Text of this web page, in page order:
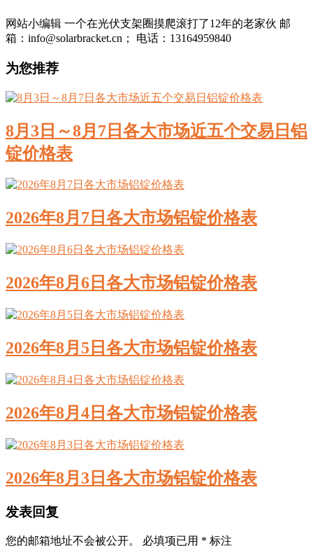
网站小编辑 一个在光伏支架圈摸爬滚打了12年的老家伙 邮
箱：info@solarbracket.cn； 电话：13164959840
为您推荐
8月3日～8月7日各大市场近五个交易日铝
锭价格表
2026年8月7日各大市场铝锭价格表
2026年8月6日各大市场铝锭价格表
2026年8月5日各大市场铝锭价格表
2026年8月4日各大市场铝锭价格表
2026年8月3日各大市场铝锭价格表
发表回复
您的邮箱地址不会被公开。 必填项已用 * 标注